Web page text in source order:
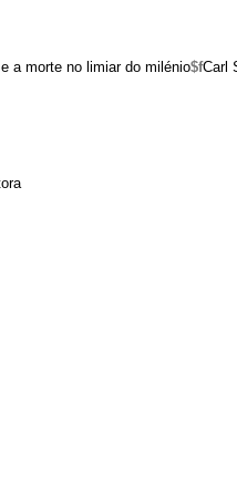
a morte no limiar do milénio$fCarl